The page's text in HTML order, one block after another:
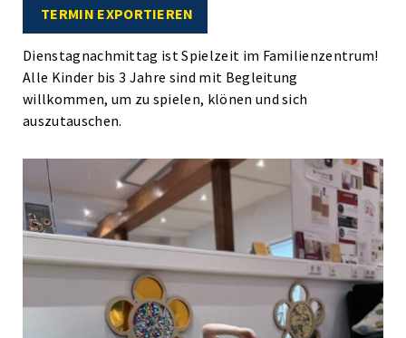
TERMIN EXPORTIEREN
Dienstagnachmittag ist Spielzeit im Familienzentrum!
Alle Kinder bis 3 Jahre sind mit Begleitung
willkommen, um zu spielen, klönen und sich
auszutauschen.